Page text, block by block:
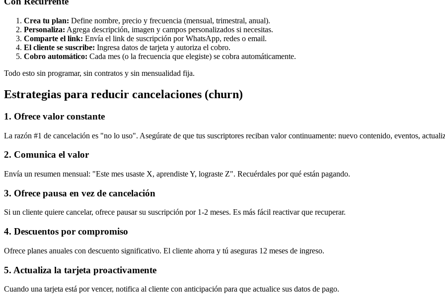
Crea tu plan: Define nombre, precio y frecuencia (mensual, trimestral, anual).
Personaliza: Agrega descripción, imagen y campos personalizados si necesitas.
Comparte el link: Envía el link de suscripción por WhatsApp, redes o email.
El cliente se suscribe: Ingresa datos de tarjeta y autoriza el cobro.
Cobro automático: Cada mes (o la frecuencia que elegiste) se cobra automáticamente.
Todo esto sin programar, sin contratos y sin mensualidad fija.
Estrategias para reducir cancelaciones (churn)
1. Ofrece valor constante
La razón #1 de cancelación es "no lo uso". Asegúrate de que tus suscriptores reciban valor continuamente: nuevo contenido, eventos,
2. Comunica el valor
Envía un resumen mensual: "Este mes usaste X, aprendiste Y, lograste Z". Recuérdales por qué están pagando.
3. Ofrece pausa en vez de cancelación
Si un cliente quiere cancelar, ofrece pausar su suscripción por 1-2 meses. Es más fácil reactivar que recuperar.
4. Descuentos por compromiso
Ofrece planes anuales con descuento significativo. El cliente ahorra y tú aseguras 12 meses de ingreso.
5. Actualiza la tarjeta proactivamente
Cuando una tarjeta está por vencer, notifica al cliente con anticipación para que actualice sus datos de pago.